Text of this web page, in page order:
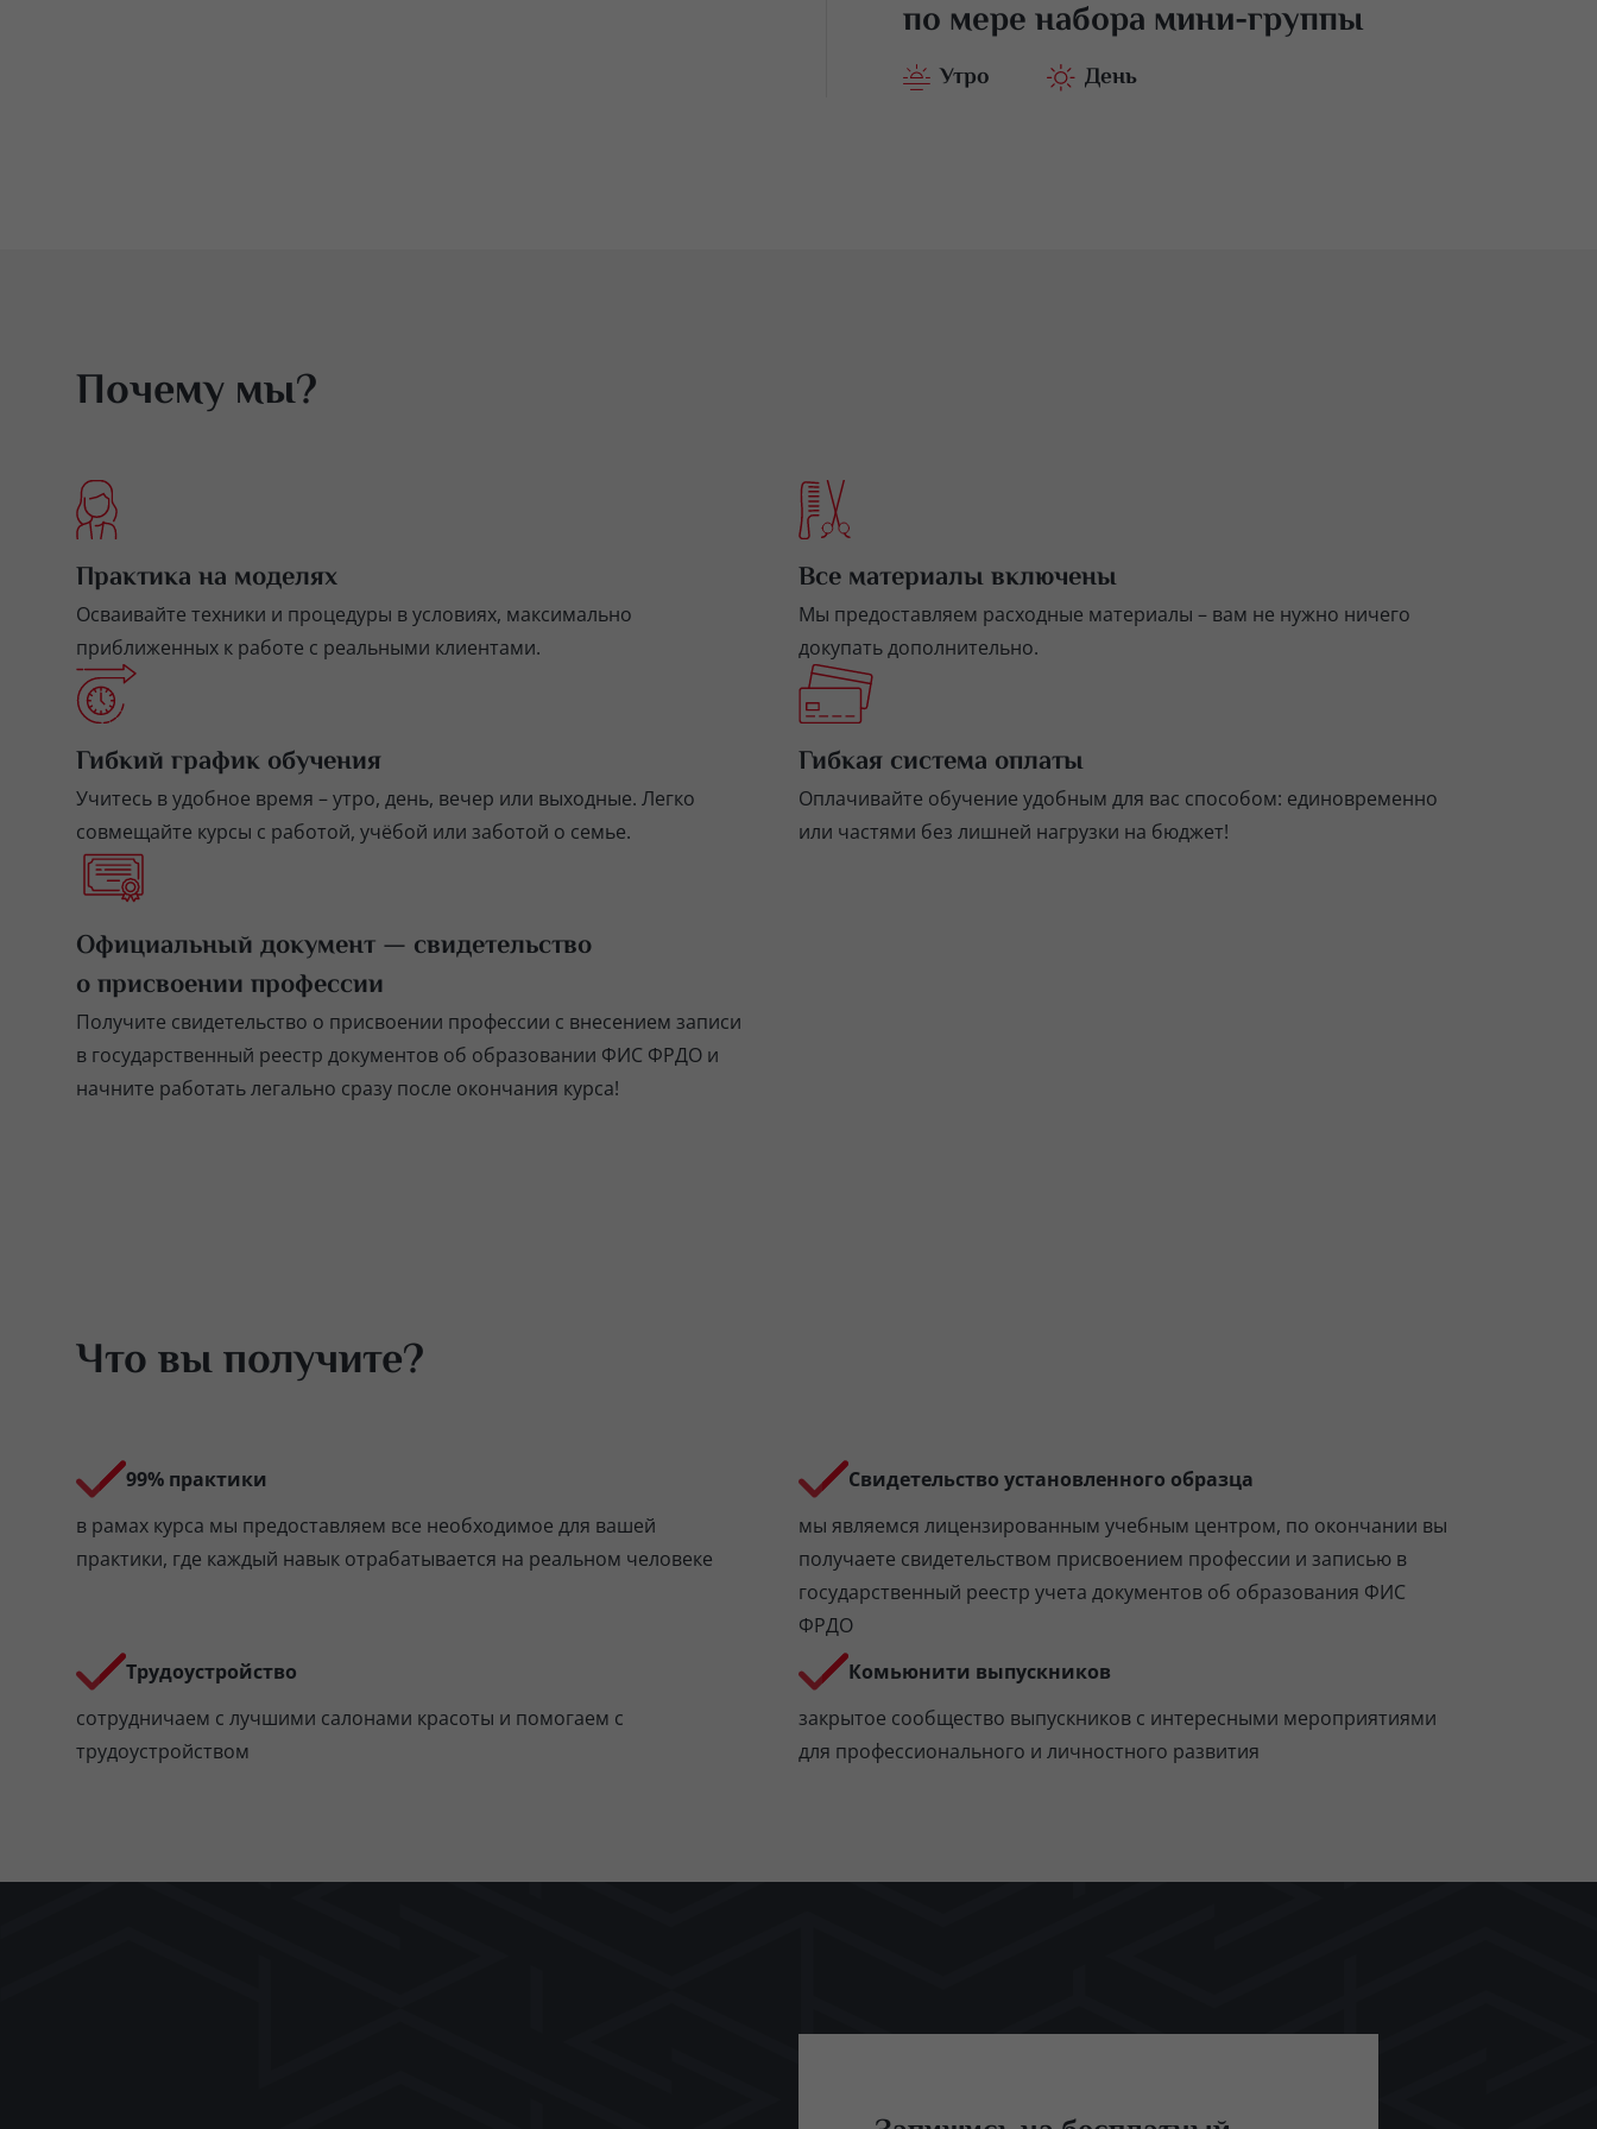
по мере набора мини-группы
Утро День
Почему мы?
Практика на моделях
Осваивайте техники и процедуры в условиях, максимально
приближенных к работе с реальными клиентами.
Все материалы включены
Мы предоставляем расходные материалы – вам не нужно ничего
докупать дополнительно.
Гибкий график обучения
Учитесь в удобное время – утро, день, вечер или выходные. Легко
совмещайте курсы с работой, учёбой или заботой о семье.
Гибкая система оплаты
Оплачивайте обучение удобным для вас способом: единовременно
или частями без лишней нагрузки на бюджет!
Официальный документ — свидетельство
о присвоении профессии
Получите свидетельство о присвоении профессии с внесением записи
в государственный реестр документов об образовании ФИС ФРДО и
начните работать легально сразу после окончания курса!
Что вы получите?
99% практики
в рамах курса мы предоставляем все необходимое для вашей
практики, где каждый навык отрабатывается на реальном человеке
Свидетельство установленного образца
мы являемся лицензированным учебным центром, по окончании вы
получаете свидетельством присвоением профессии и записью в
государственный реестр учета документов об образования ФИС
ФРДО
Трудоустройство
сотрудничаем с лучшими салонами красоты и помогаем с
трудоустройством
Комьюнити выпускников
закрытое сообщество выпускников с интересными мероприятиями
для профессионального и личностного развития